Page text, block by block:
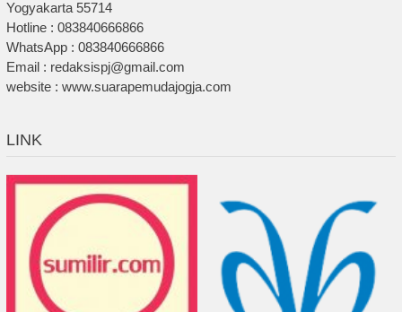
Yogyakarta 55714
Hotline : 083840666866
WhatsApp : 083840666866
Email : redaksispj@gmail.com
website : www.suarapemudajogja.com
LINK